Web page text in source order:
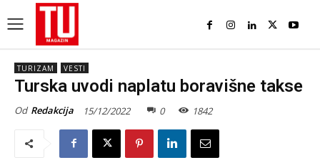
TURIZAM VESTI
Turska uvodi naplatu boravišne takse
Od Redakcija 15/12/2022 0 1842